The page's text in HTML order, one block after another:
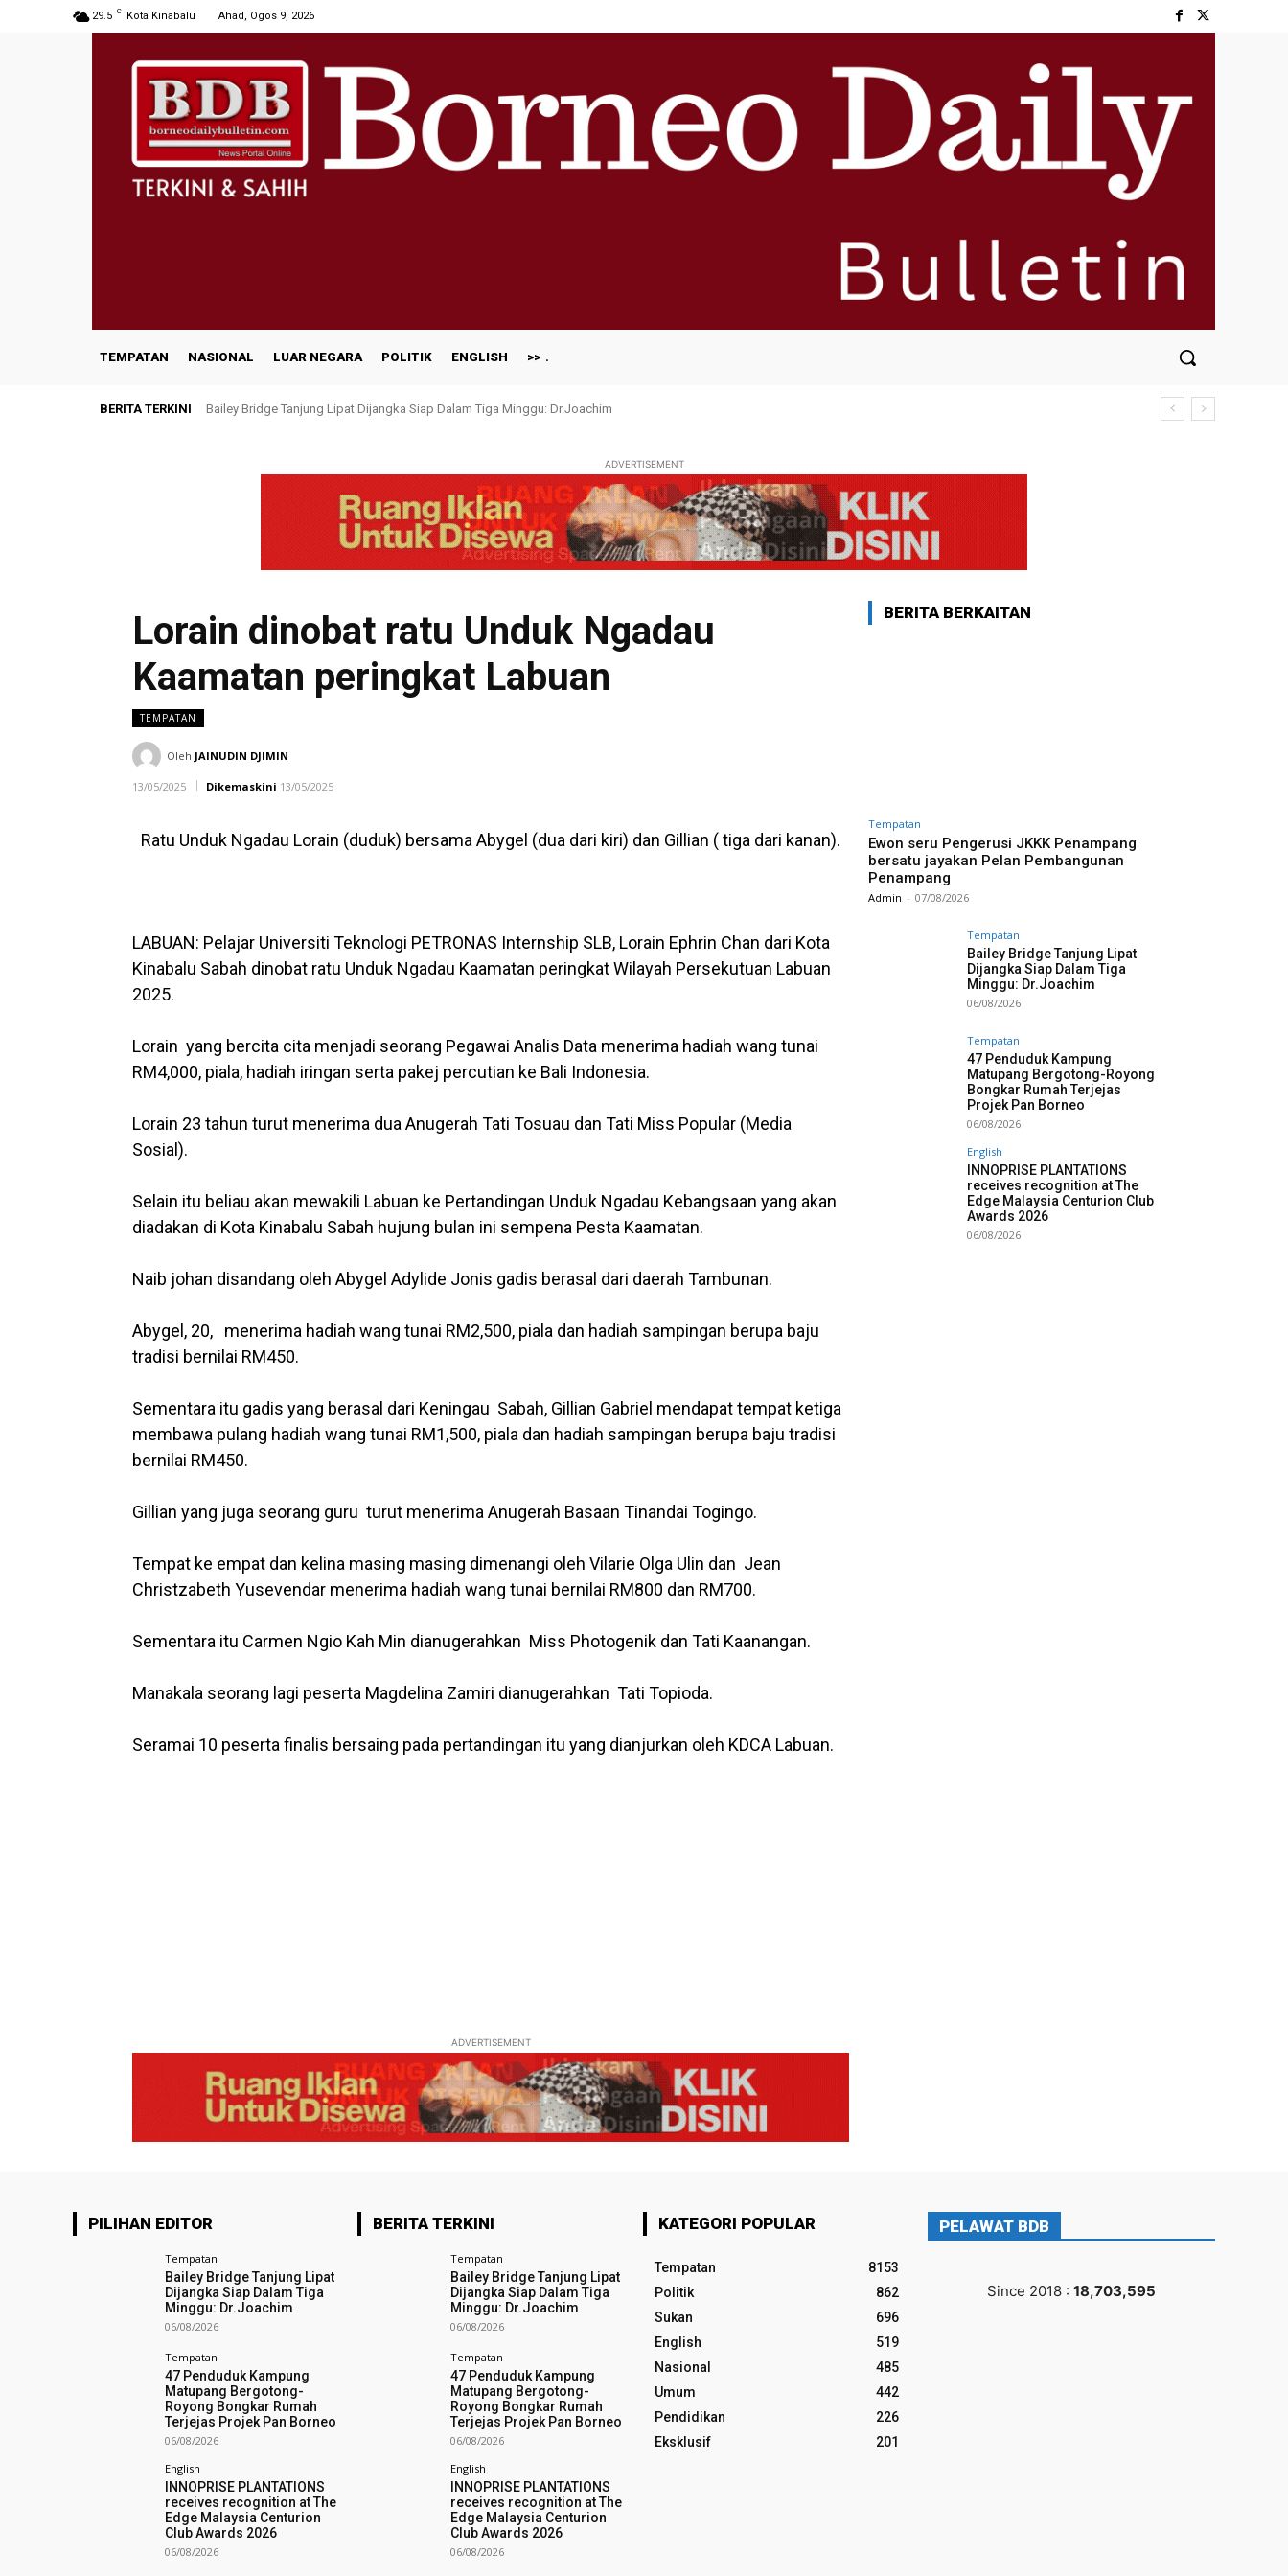
29.5 C Kota Kinabalu Ahad, Ogos 9, 2026
TEMPATAN NASIONAL LUAR NEGARA POLITIK ENGLISH >>
BERITA TERKINI Bailey Bridge Tanjung Lipat Dijangka Siap Dalam Tiga Minggu: Dr.Joachim
ADVERTISEMENT
Lorain dinobat ratu Unduk Ngadau
Kaamatan peringkat Labuan
TEMPATAN
Oleh JAINUDIN DJIMIN
13/05/2025 Dikemaskini 13/05/2025
Ratu Unduk Ngadau Lorain (duduk) bersama Abygel (dua dari kiri) dan Gillian ( tiga dari kanan).
LABUAN: Pelajar Universiti Teknologi PETRONAS Internship SLB, Lorain Ephrin Chan dari Kota
Kinabalu Sabah dinobat ratu Unduk Ngadau Kaamatan peringkat Wilayah Persekutuan Labuan
2025.
Lorain yang bercita cita menjadi seorang Pegawai Analis Data menerima hadiah wang tunai
RM4,000, piala, hadiah iringan serta pakej percutian ke Bali Indonesia.
Lorain 23 tahun turut menerima dua Anugerah Tati Tosuau dan Tati Miss Popular (Media
Sosial).
Selain itu beliau akan mewakili Labuan ke Pertandingan Unduk Ngadau Kebangsaan yang akan
diadakan di Kota Kinabalu Sabah hujung bulan ini sempena Pesta Kaamatan.
Naib johan disandang oleh Abygel Adylide Jonis gadis berasal dari daerah Tambunan.
Abygel, 20, menerima hadiah wang tunai RM2,500, piala dan hadiah sampingan berupa baju
tradisi bernilai RM450.
Sementara itu gadis yang berasal dari Keningau Sabah, Gillian Gabriel mendapat tempat ketiga
membawa pulang hadiah wang tunai RM1,500, piala dan hadiah sampingan berupa baju tradisi
bernilai RM450.
Gillian yang juga seorang guru turut menerima Anugerah Basaan Tinandai Togingo.
Tempat ke empat dan kelina masing masing dimenangi oleh Vilarie Olga Ulin dan Jean
Christzabeth Yusevendar menerima hadiah wang tunai bernilai RM800 dan RM700.
Sementara itu Carmen Ngio Kah Min dianugerahkan Miss Photogenik dan Tati Kaanangan.
Manakala seorang lagi peserta Magdelina Zamiri dianugerahkan Tati Topioda.
Seramai 10 peserta finalis bersaing pada pertandingan itu yang dianjurkan oleh KDCA Labuan.
ADVERTISEMENT
BERITA BERKAITAN
Tempatan
Ewon seru Pengerusi JKKK Penampang
bersatu jayakan Pelan Pembangunan
Penampang
Admin - 07/08/2026
Tempatan
Bailey Bridge Tanjung Lipat
Dijangka Siap Dalam Tiga
Minggu: Dr.Joachim
06/08/2026
Tempatan
47 Penduduk Kampung
Matupang Bergotong-Royong
Bongkar Rumah Terjejas
Projek Pan Borneo
06/08/2026
English
INNOPRISE PLANTATIONS
receives recognition at The
Edge Malaysia Centurion Club
Awards 2026
06/08/2026
PILIHAN EDITOR
Tempatan
Bailey Bridge Tanjung Lipat
Dijangka Siap Dalam Tiga
Minggu: Dr.Joachim
06/08/2026
Tempatan
47 Penduduk Kampung
Matupang Bergotong-
Royong Bongkar Rumah
Terjejas Projek Pan Borneo
06/08/2026
English
INNOPRISE PLANTATIONS
receives recognition at The
Edge Malaysia Centurion
Club Awards 2026
06/08/2026
BERITA TERKINI
Tempatan
Bailey Bridge Tanjung Lipat
Dijangka Siap Dalam Tiga
Minggu: Dr.Joachim
06/08/2026
Tempatan
47 Penduduk Kampung
Matupang Bergotong-
Royong Bongkar Rumah
Terjejas Projek Pan Borneo
06/08/2026
English
INNOPRISE PLANTATIONS
receives recognition at The
Edge Malaysia Centurion
Club Awards 2026
06/08/2026
KATEGORI POPULAR
Tempatan
8153
Politik
862
Sukan
696
English
519
Nasional
485
Umum
442
Pendidikan
226
Eksklusif
201
PELAWAT BDB
Since 2018 : 18,703,595